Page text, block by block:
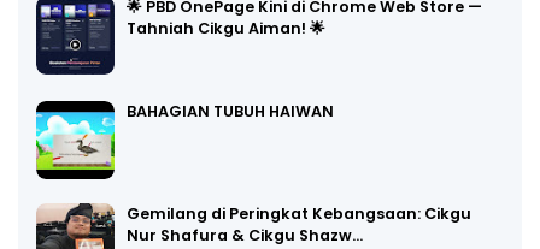
🌟 PBD OnePage Kini di Chrome Web Store —
Tahniah Cikgu Aiman! 🌟
BAHAGIAN TUBUH HAIWAN
Gemilang di Peringkat Kebangsaan: Cikgu
Nur Shafura & Cikgu Shazw…